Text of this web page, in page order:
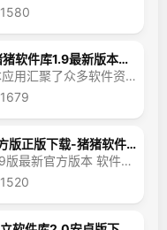
1580
猪猪软件库app下载-猪猪软件库1.9最新版本下载
猪猪软件库应用概述 本应用汇聚了众多软件资源，涵盖办公、学习、娱乐等多个领域； 用户可按需进行分类筛选，迅速锁定目标软件； 软件支持一键下载安装，让用户轻松获取所需应用； 作为安全可靠的软件资源库，用户可安心搜索与下载。 猪猪软件库应用特色内容 1.热门软件一网打尽：热门软件均已上传至本应用； 2.软件种类丰富：共计300余款软件，总有一款适合您； 3.持续...
1679
猪猪软件库app最新官方版正版下载-猪猪软件库app官方版
猪猪软件库版本汇总 1.9版最新官方版本 软件概述 在数字化时代，手机软件已成为我们日常生活中不可或缺的组成部分。无论是在娱乐、学习还是工作中，我们都需要依赖各种手机软件来辅助。棋迹软件库app官方版提供正版下载，这款专业手机软件下载平台，为用户提供了庞大且丰富的软件与游戏资源。该平台资源分类详尽，包括各种排行榜、个性化推荐和专区分类，使用户能够轻松找到所需...
1520